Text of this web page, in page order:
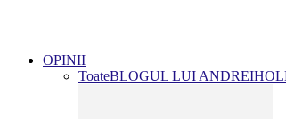
OPINII
ToateBLOGUL LUI ANDREI